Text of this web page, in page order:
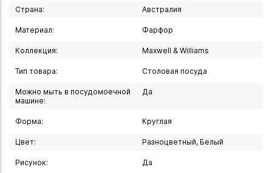
подчеркнет ваше чувство стиля и хороший вкус. С такой
эстетическое удовольствие, которое будет радовать глаз
и создавать атмосферу уюта.
Вы можете купить Тарелка подставная 27,5 см "Ночной
сад" в указанных ниже магазинах в Иркутске и в Ангарске,
а также сделать заказ в интернет-магазине с доставкой
курьером по Иркутску или транспортной компанией по
Страна: Австралия
Материал: Фарфор
Коллекция: Maxwell & Williams
Тип товара: Столовая посуда
Можно мыть в посудомоечной
машине:
Да
Форма: Круглая
Цвет: Разноцветный, Белый
Рисунок: Да